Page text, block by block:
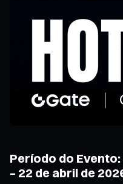
Período do
– 22 de abril de